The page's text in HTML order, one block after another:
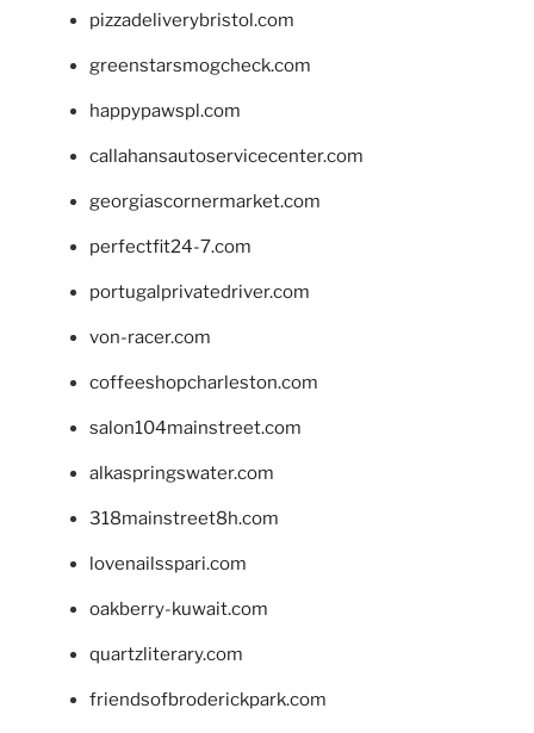
pizzadeliverybristol.com
greenstarsmogcheck.com
happypawspl.com
callahansautoservicecenter.com
georgiascornermarket.com
perfectfit24-7.com
portugalprivatedriver.com
von-racer.com
coffeeshopcharleston.com
salon104mainstreet.com
alkaspringswater.com
318mainstreet8h.com
lovenailsspari.com
oakberry-kuwait.com
quartzliterary.com
friendsofbroderickpark.com